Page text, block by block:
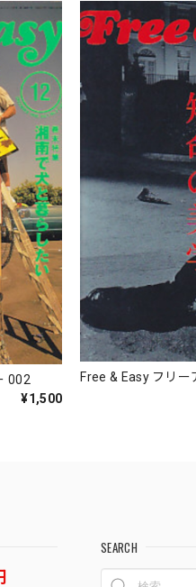
002
¥1,500
Free & Easy フリ
SEARCH